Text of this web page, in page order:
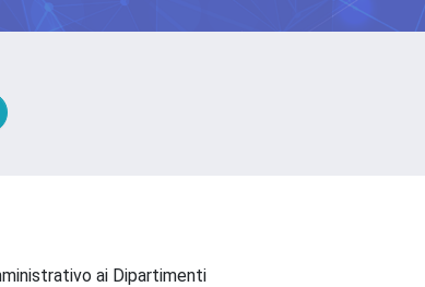
ai Dipartimenti